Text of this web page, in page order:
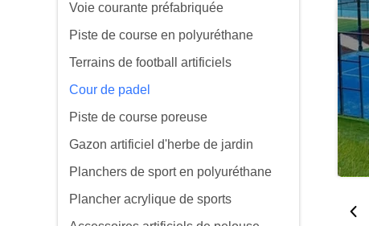
Voie courante préfabriquée
Piste de course en polyuréthane
Terrains de football artificiels
Cour de padel
Piste de course poreuse
Gazon artificiel d'herbe de jardin
Planchers de sport en polyuréthane
Plancher acrylique de sports